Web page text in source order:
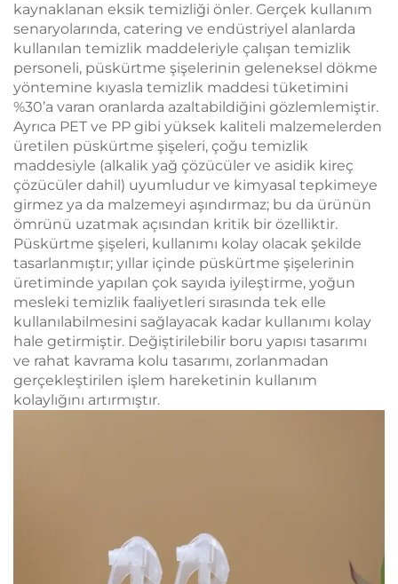
kaynaklanan eksik temizliği önler. Gerçek kullanım
senaryolarında, catering ve endüstriyel alanlarda
kullanılan temizlik maddeleriyle çalışan temizlik
personeli, püskürtme şişelerinin geleneksel dökme
yöntemine kıyasla temizlik maddesi tüketimini
%30’a varan oranlarda azaltabildiğini gözlemlemiştir.
Ayrıca PET ve PP gibi yüksek kaliteli malzemelerden
üretilen püskürtme şişeleri, çoğu temizlik
maddesiyle (alkalik yağ çözücüler ve asidik kireç
çözücüler dahil) uyumludur ve kimyasal tepkimeye
girmez ya da malzemeyi aşındırmaz; bu da ürünün
ömrünü uzatmak açısından kritik bir özelliktir.
Püskürtme şişeleri, kullanımı kolay olacak şekilde
tasarlanmıştır; yıllar içinde püskürtme şişelerinin
üretiminde yapılan çok sayıda iyileştirme, yoğun
mesleki temizlik faaliyetleri sırasında tek elle
kullanılabilmesini sağlayacak kadar kullanımı kolay
hale getirmiştir. Değiştirilebilir boru yapısı tasarımı
ve rahat kavrama kolu tasarımı, zorlanmadan
gerçekleştirilen işlem hareketinin kullanım
kolaylığını artırmıştır.